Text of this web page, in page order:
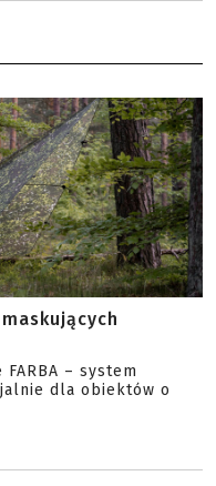
– system
dla obiektów o